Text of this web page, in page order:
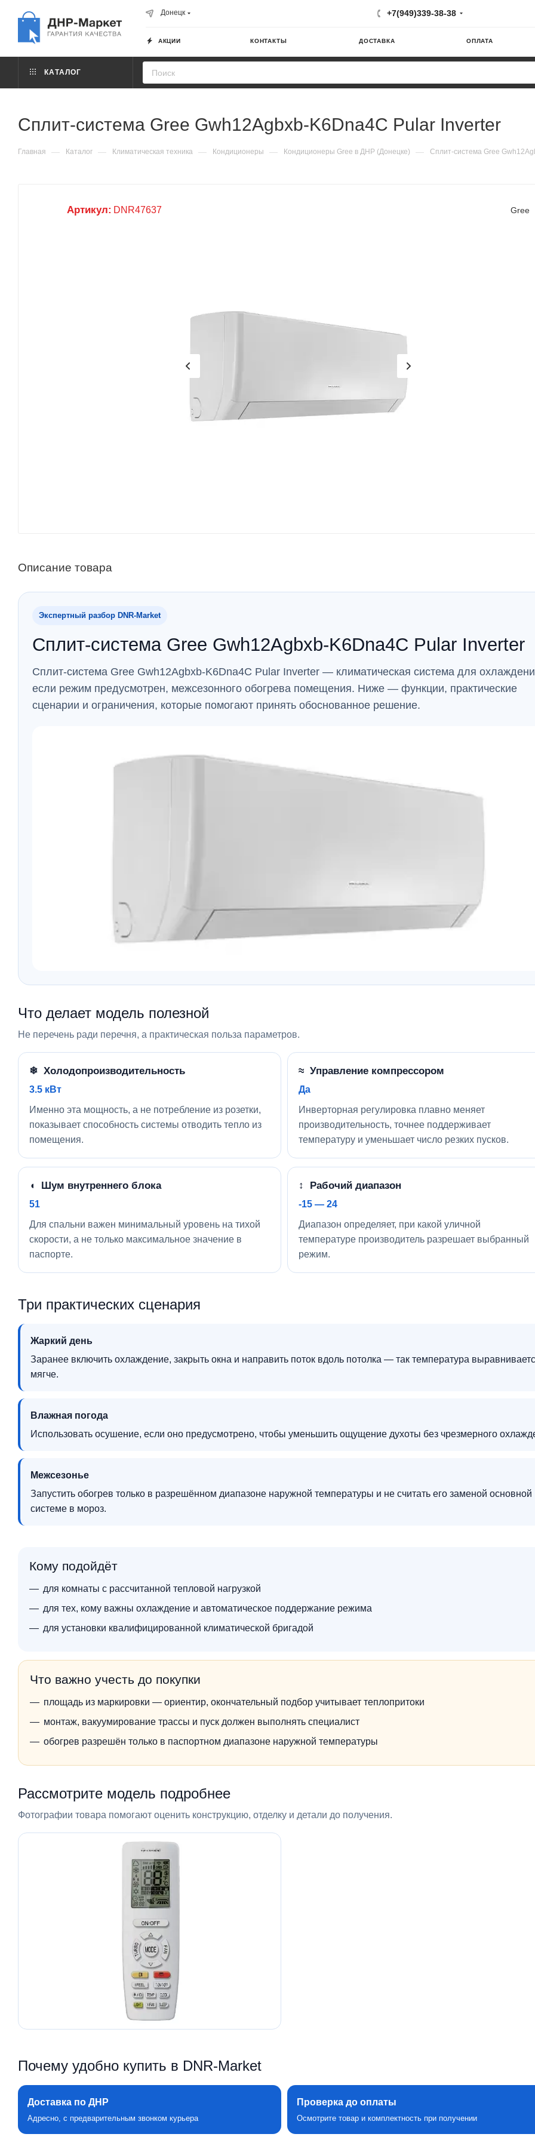
Донецк +7(949)339-38-38
АКЦИИ КОНТАКТЫ ДОСТАВКА ОПЛАТА
КАТАЛОГ
Сплит-система Gree Gwh12Agbxb-K6Dna4C Pular Inverter
Главная — Каталог — Климатическая техника — Кондиционеры — Кондиционеры Gree в ДНР (Донецке) — Сплит-система Gree
Артикул: DNR47637 Gree
Описание товара
Экспертный разбор DNR‑Market
Сплит-система Gree Gwh12Agbxb-K6Dna4C Pular Inverter
Сплит-система Gree Gwh12Agbxb-K6Dna4C Pular Inverter — климатическая система для
если режим предусмотрен, межсезонного обогрева помещения. Ниже — функции, практические
сценарии и ограничения, которые помогают принять обоснованное решение.
Что делает модель полезной
Не перечень ради перечня, а практическая польза параметров.
❄ Холодопроизводительность
3.5 кВт
Именно эта мощность, а не потребление из розетки,
показывает способность системы отводить тепло из
помещения.
≈ Управление компрессором
Да
Инверторная регулировка плавно меняет
производительность, точнее поддерживает
температуру и уменьшает число резких пусков.
◖ Шум внутреннего блока
51
Для спальни важен минимальный уровень на тихой
скорости, а не только максимальное значение в
паспорте.
↕ Рабочий диапазон
-15 — 24
Диапазон определяет, при какой уличной
температуре производитель разрешает выбранный
режим.
Три практических сценария
Жаркий день
Заранее включить охлаждение, закрыть окна и направить поток вдоль потолка — так температура
мягче.
Влажная погода
Использовать осушение, если оно предусмотрено, чтобы уменьшить ощущение духоты без чрезмерного
Межсезонье
Запустить обогрев только в разрешённом диапазоне наружной температуры и не считать его заменой основной
системе в мороз.
Кому подойдёт
для комнаты с рассчитанной тепловой нагрузкой
для тех, кому важны охлаждение и автоматическое поддержание режима
для установки квалифицированной климатической бригадой
Что важно учесть до покупки
площадь из маркировки — ориентир, окончательный подбор учитывает теплопритоки
монтаж, вакуумирование трассы и пуск должен выполнять специалист
обогрев разрешён только в паспортном диапазоне наружной температуры
Рассмотрите модель подробнее
Фотографии товара помогают оценить конструкцию, отделку и детали до получения.
Почему удобно купить в DNR‑Market
Доставка по ДНР
Адресно, с предварительным звонком курьера
Проверка до оплаты
Осмотрите товар и комплектность при получении